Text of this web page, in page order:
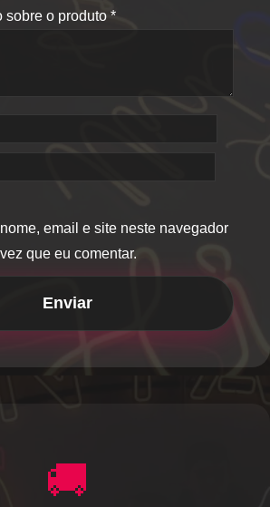
sobre o produto *
email e site neste navegador
que eu comentar.
🚚